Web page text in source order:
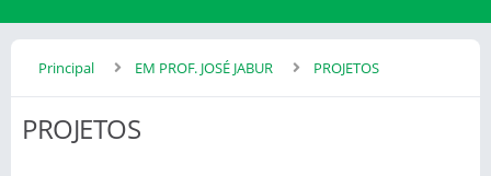
Principal EM PROF. JOSÉ JABUR PROJETOS
PROJETOS